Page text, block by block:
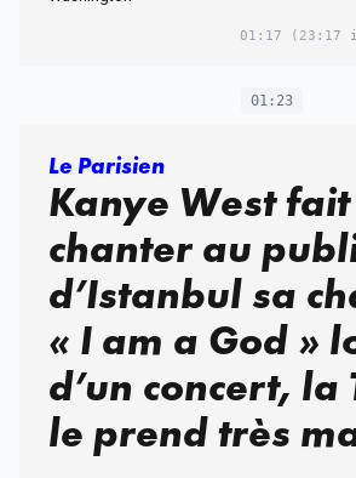
01:17 (23:17
01:23
Le Parisien
Kanye West fait
chanter au
d’Istanbul sa
« I am a God »
d’un concert, la
le prend très